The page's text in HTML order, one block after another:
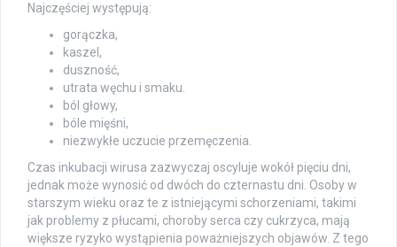
Najczęściej występują:
gorączka,
kaszel,
duszność,
utrata węchu i smaku.
ból głowy,
bóle mięśni,
niezwykłe uczucie przemęczenia.
Czas inkubacji wirusa zazwyczaj oscyluje wokół pięciu dni,
jednak może wynosić od dwóch do czternastu dni. Osoby w
starszym wieku oraz te z istniejącymi schorzeniami, takimi
jak problemy z płucami, choroby serca czy cukrzyca, mają
większe ryzyko wystąpienia poważniejszych objawów. Z tego